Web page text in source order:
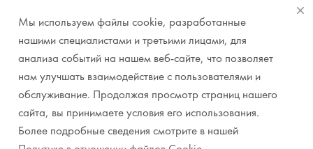
+7 (343) 283-04-11
Заказать звонок
info@prirodazvuka.ru
620144, г. Екатеринбург, ул. Хохрякова, д. 98, салон 27, ТЦ
«Весенний», 2 этаж, Центральный вход с ул. Куйбышева
© 2007-2026 Компания "Природа звука" // Звук. Свет.
Мы используем файлы cookie, разработанные
нашими специалистами и третьими лицами, для
анализа событий на нашем веб-сайте, что позволяет
нам улучшать взаимодействие с пользователями и
обслуживание. Продолжая просмотр страниц нашего
сайта, вы принимаете условия его использования.
Более подробные сведения смотрите в нашей